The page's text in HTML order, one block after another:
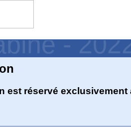
-
est réservé exclusivement